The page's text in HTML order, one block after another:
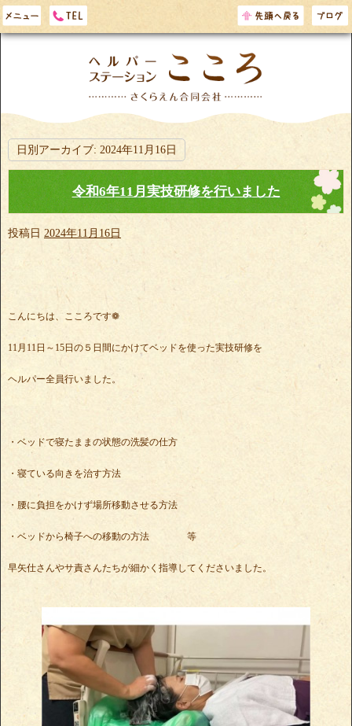
日別アーカイブ: 2024年11月16日
令和6年11月実技研修を行いました
投稿日 2024年11月16日
こんにちは、こころです❁
11月11日～15日の５日間にかけてベッドを使った実技研修を
ヘルパー全員行いました。
・ベッドで寝たままの状態の洗髪の仕方
・寝ている向きを治す方法
・腰に負担をかけず場所移動させる方法
・ベッドから椅子への移動の方法 等
早矢仕さんやサ責さんたちが細かく指導してくださいました。